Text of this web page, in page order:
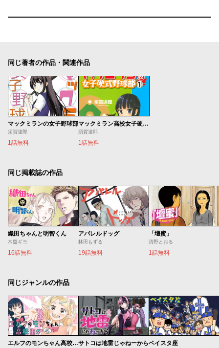
同じ著者の作品・関連作品
マックミランの女子野球部
須賀達郎
1話無料
マックミラン高校女子硬式野球部
須賀達郎
1話無料
同じ掲載誌の作品
織田ちゃんと明智くん
常盤ギヨ
16話無料
アパレルドッグ
林田もずる
19話無料
「壇蜜」
清野とおる
1話無料
同じジャンルの作品
エルフのモンちゃん高校生!!サトコは地雷じゃねーからベイスタ座